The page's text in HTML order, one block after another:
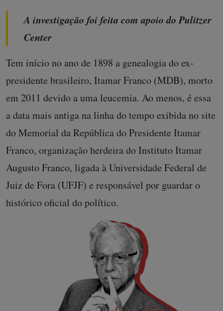
A investigação foi feita com apoio do Pulitzer
Center
Tem início no ano de 1898 a genealogia do ex-
presidente brasileiro, Itamar Franco (MDB), morto
em 2011 devido a uma leucemia. Ao menos, é essa
a data mais antiga na linha do tempo exibida no site
do Memorial da República do Presidente Itamar
Franco, organização herdeira do Instituto Itamar
Augusto Franco, ligada à Universidade Federal de
Juiz de Fora (UFJF) e responsável por guardar o
histórico oficial do político.